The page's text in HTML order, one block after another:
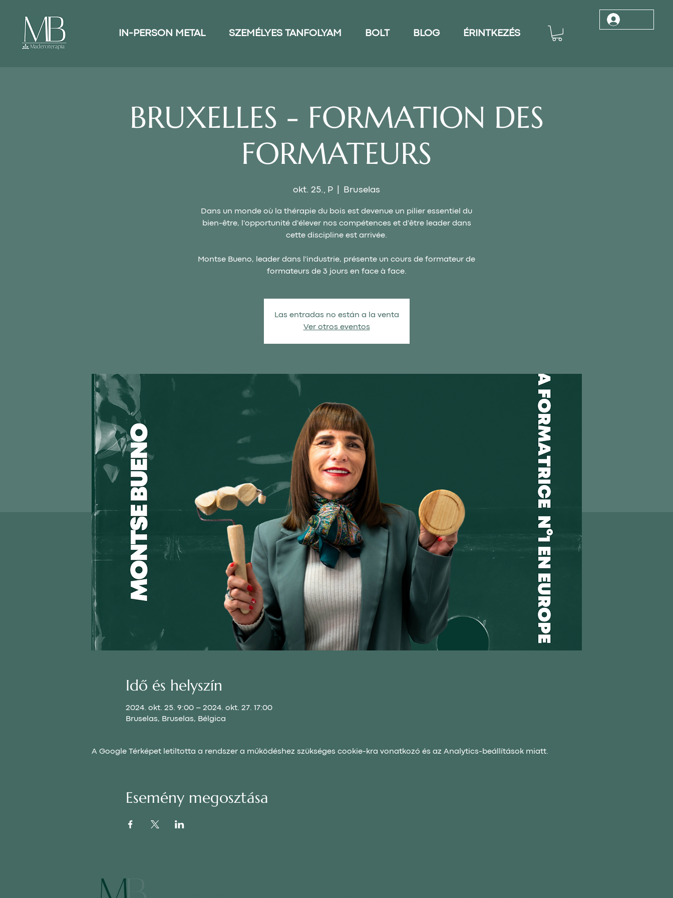
IN-PERSON METAL SZEMÉLYES TANFOLYAM BOLT BLOG ÉRINTKEZÉS
BRUXELLES - FORMATION DES
FORMATEURS
okt. 25., P Bruselas
Dans un monde où la thérapie du bois est devenue un pilier essentiel du
bien-être, l'opportunité d'élever nos compétences et d'être leader dans
cette discipline est arrivée.
Montse Bueno, leader dans l'industrie, présente un cours de formateur de
formateurs de 3 jours en face à face.
Las entradas no están a la venta
Ver otros eventos
Idő és helyszín
2024. okt. 25. 9:00 – 2024. okt. 27. 17:00
Bruselas, Bruselas, Bélgica
A Google Térképet letiltotta a rendszer a működéshez szükséges cookie-kra vonatkozó és az Analytics-beállítások miatt.
Esemény megosztása